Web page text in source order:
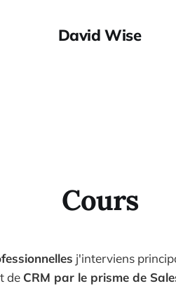
David Wise
Cours
j'interviens
de CRM par le prisme de